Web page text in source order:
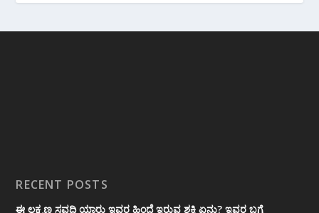
RECENT POSTS
ಈ ಲಕ್ಷ್ಮಣ ಸವದಿ ಯಾರು ಇವರ ಹಿಂದೆ ಇರುವ ಶಕ್ತಿ ಏನು? ಇವರ ಬಗ್ಗೆ